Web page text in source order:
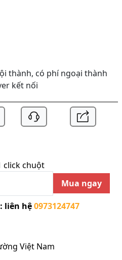
thành, có phí ngoại thành
kết nối
click chuột
Mua ngay
liên hệ0973124747
Việt Nam